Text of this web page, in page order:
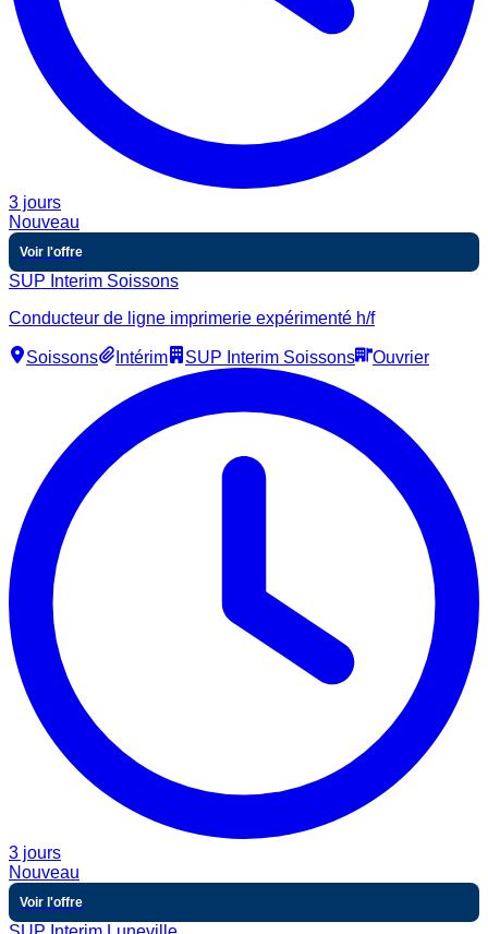
3 jours
Nouveau
Voir l'offre
SUP Interim Soissons
Conducteur de ligne imprimerie expérimenté h/f
Soissons Intérim SUP Interim Soissons Ouvrier
3 jours
Nouveau
Voir l'offre